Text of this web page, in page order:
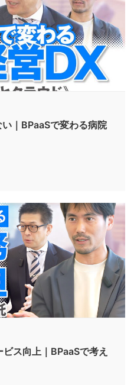
｜BPaaSで変わる病院
ス向上｜BPaaSで考え